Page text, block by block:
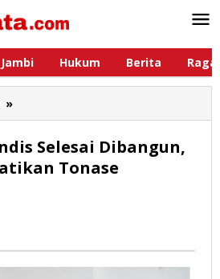
Jambi Hukum Berita
»
Suak
Kandis
Selesai
Dibangun,
Kendaraan
Selesai Dibangun,
Tonase